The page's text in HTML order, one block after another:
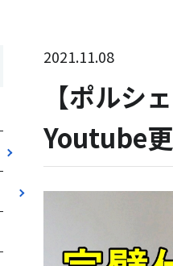
2021.11.08
【ポルシ
Youtube更